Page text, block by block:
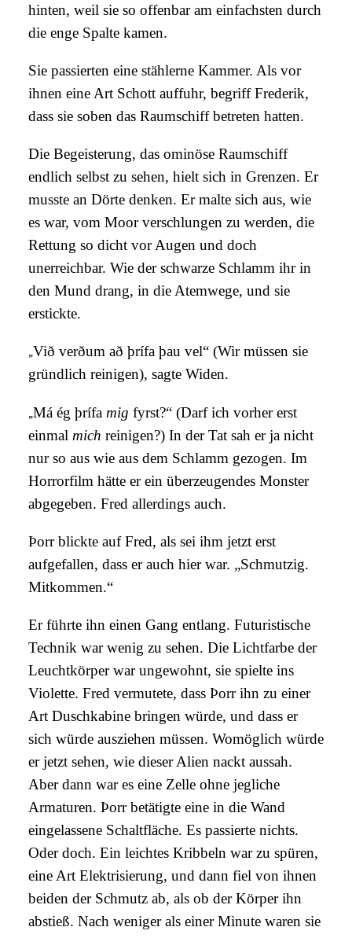
hinten, weil sie so offenbar am einfachsten durch
die enge Spalte kamen.
Sie passierten eine stählerne Kammer. Als vor
ihnen eine Art Schott auffuhr, begriff Frederik,
dass sie soben das Raumschiff betreten hatten.
Die Begeisterung, das ominöse Raumschiff
endlich selbst zu sehen, hielt sich in Grenzen. Er
musste an Dörte denken. Er malte sich aus, wie
es war, vom Moor verschlungen zu werden, die
Rettung so dicht vor Augen und doch
unerreichbar. Wie der schwarze Schlamm ihr in
den Mund drang, in die Atemwege, und sie
erstickte.
„Við verðum að þrífa þau vel“ (Wir müssen sie
gründlich reinigen), sagte Widen.
„Má ég þrífa mig fyrst?“ (Darf ich vorher erst
einmal mich reinigen?) In der Tat sah er ja nicht
nur so aus wie aus dem Schlamm gezogen. Im
Horrorfilm hätte er ein überzeugendes Monster
abgegeben. Fred allerdings auch.
Þorr blickte auf Fred, als sei ihm jetzt erst
aufgefallen, dass er auch hier war. „Schmutzig.
Mitkommen.“
Er führte ihn einen Gang entlang. Futuristische
Technik war wenig zu sehen. Die Lichtfarbe der
Leuchtkörper war ungewohnt, sie spielte ins
Violette. Fred vermutete, dass Þorr ihn zu einer
Art Duschkabine bringen würde, und dass er
sich würde ausziehen müssen. Womöglich würde
er jetzt sehen, wie dieser Alien nackt aussah.
Aber dann war es eine Zelle ohne jegliche
Armaturen. Þorr betätigte eine in die Wand
eingelassene Schaltfläche. Es passierte nichts.
Oder doch. Ein leichtes Kribbeln war zu spüren,
eine Art Elektrisierung, und dann fiel von ihnen
beiden der Schmutz ab, als ob der Körper ihn
abstieß. Nach weniger als einer Minute waren sie